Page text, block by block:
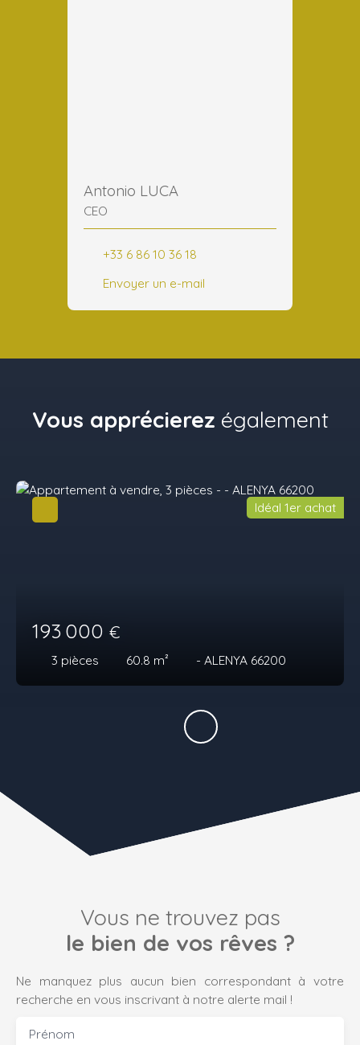
Antonio LUCA
CEO
+33 6 86 10 36 18
Envoyer un e-mail
Vous apprécierez également
193 000 €
3 pièces 60.8 m² - ALENYA 66200
Idéal 1er achat
Vous ne trouvez pas
le bien de vos rêves ?
Ne manquez plus aucun bien correspondant à votre
recherche en vous inscrivant à notre alerte mail !
Prénom